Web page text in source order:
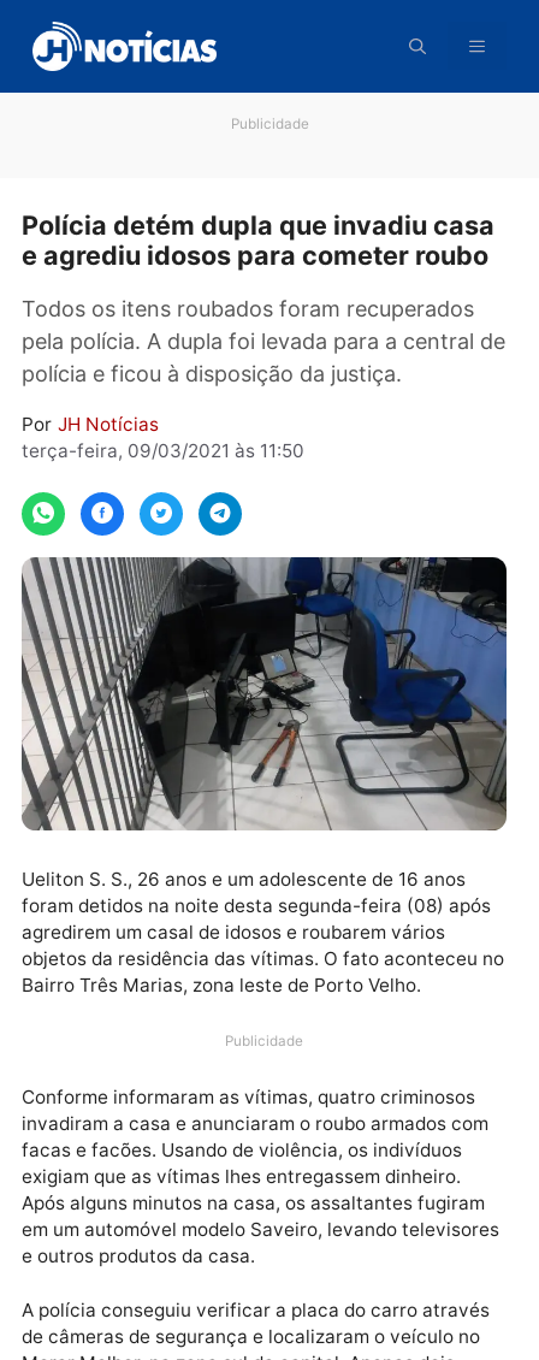
para
conteúdo
Polícia detém dupla que invadiu
Todos os itens roubados foram recuperados
pela polícia. A dupla foi levada para a central
polícia e ficou à disposição da justiça.
Por
terça-feira, 09/03/2021 às 11:50
Ueliton S. S., 26 anos e um adolescente de 16 anos
agredirem um casal de idosos e roubarem vários
Bairro Três Marias, zona leste de Porto Velho.
Publicidade
Conforme informaram as vítimas, quatro criminosos
invadiram a casa e anunciaram o roubo armados
exigiam que as vítimas lhes entregassem dinheiro.
Após alguns minutos na casa, os assaltantes fugiram